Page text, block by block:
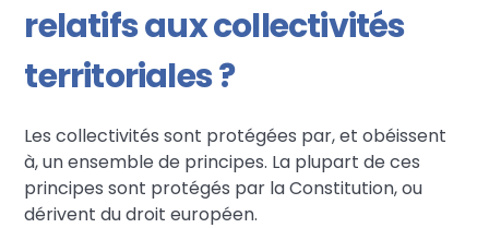
relatifs aux collectivités
territoriales ?
Les collectivités sont protégées par, et obéissent
à, un ensemble de principes. La plupart de ces
principes sont protégés par la Constitution, ou
dérivent du droit européen.